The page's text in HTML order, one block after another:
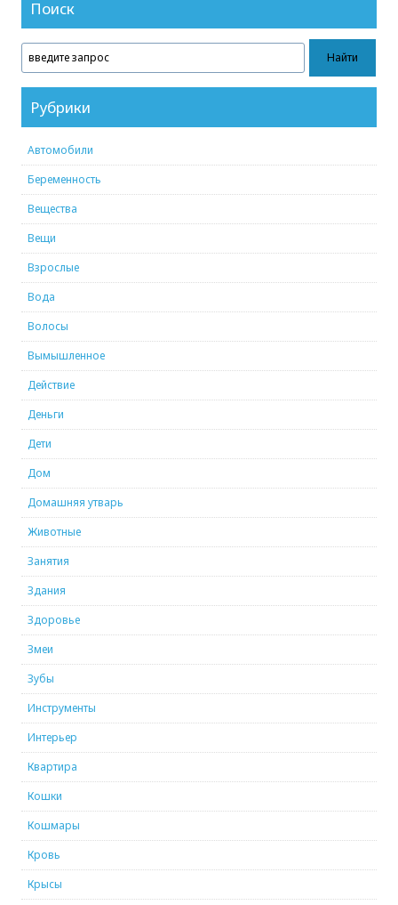
Поиск
Рубрики
Автомобили
Беременность
Вещества
Вещи
Взрослые
Вода
Волосы
Вымышленное
Действие
Деньги
Дети
Дом
Домашняя утварь
Животные
Занятия
Здания
Здоровье
Змеи
Зубы
Инструменты
Интерьер
Квартира
Кошки
Кошмары
Кровь
Крысы